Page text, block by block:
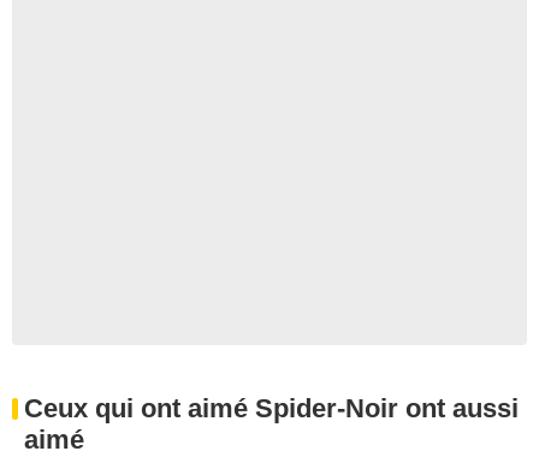
Ceux qui ont aimé Spider-Noir ont aussi
aimé